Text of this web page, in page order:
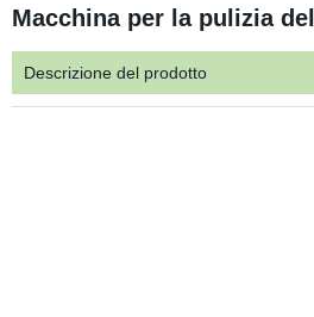
Macchina per la pulizia
Descrizione del prodotto